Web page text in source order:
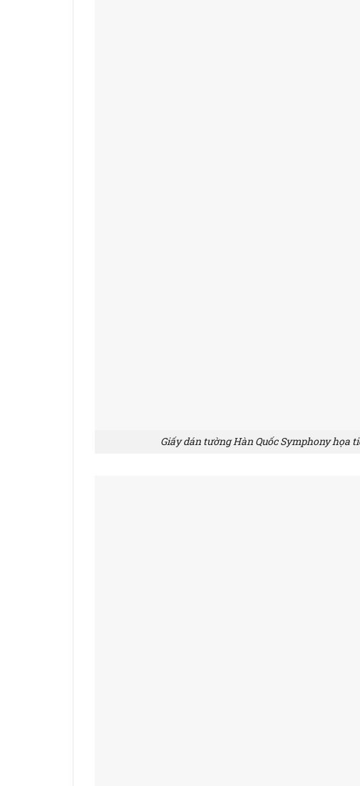
Giấy dán tường Hàn Quốc Symphony họa